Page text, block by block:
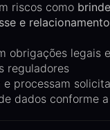
riscos como
e
obrigações legais
reguladores
e processam
dados conforme a